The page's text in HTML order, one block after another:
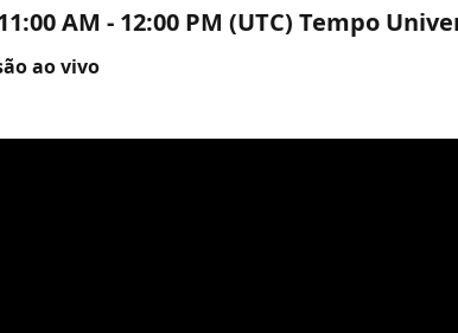
AM - 12:00 PM (UTC) Tempo
ao vivo